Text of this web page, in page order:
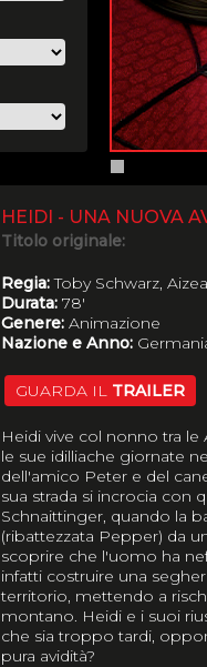
HEIDI - UNA NUOVA
Titolo originale:
Regia:Toby Schwarz,
Durata: 78'
Genere: Animazione
Nazione e Anno:
GUARDA IL TRAILER
Heidi vive col nonno tra le
le sue idilliache giornate
dell'amico Peter e del
sua strada si incrocia con
Schnaittinger, quando la
(ribattezzata Pepper) da
scoprire che l'uomo ha
infatti costruire una
territorio, mettendo a
montano. Heidi e i suoi
che sia troppo tardi,
pura avidità?